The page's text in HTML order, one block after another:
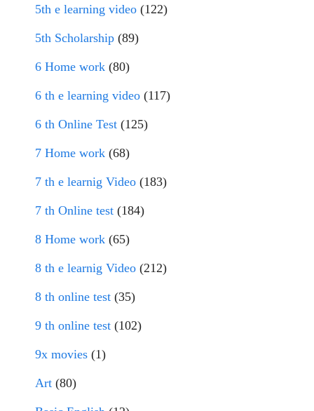
5th e learning video (122)
5th Scholarship (89)
6 Home work (80)
6 th e learning video (117)
6 th Online Test (125)
7 Home work (68)
7 th e learnig Video (183)
7 th Online test (184)
8 Home work (65)
8 th e learnig Video (212)
8 th online test (35)
9 th online test (102)
9x movies (1)
Art (80)